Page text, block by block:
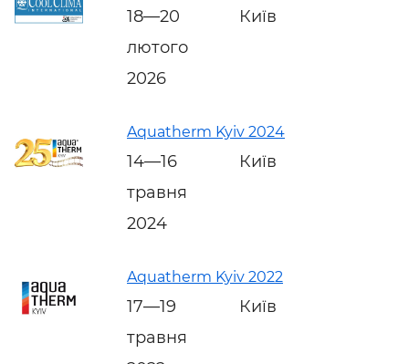
18—20
лютого
2026
Київ
Aquatherm Kyiv 2024
14—16
травня
2024
Київ
Aquatherm Kyiv 2022
17—19
травня
Київ